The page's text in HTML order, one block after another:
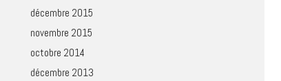
décembre 2015
novembre 2015
octobre 2014
décembre 2013